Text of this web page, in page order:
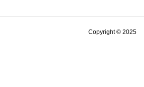
Copyright © 2025